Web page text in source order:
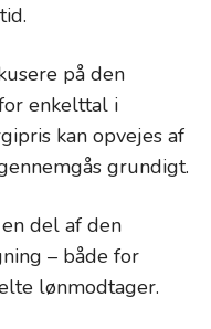
på den
enkelttal i
kan opvejes af
grundigt.
del af den
– både for
lønmodtager.